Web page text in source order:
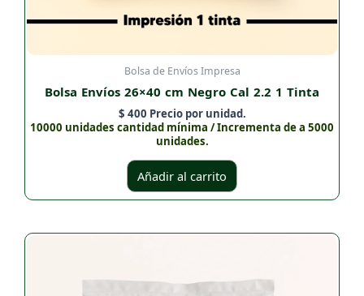
Bolsa de Envíos Impresa
Bolsa Envíos 26×40 cm Negro Cal 2.2 1 Tinta
$ 400 Precio por unidad.
10000 unidades cantidad mínima / Incrementa de a 5000
unidades.
Añadir al carrito